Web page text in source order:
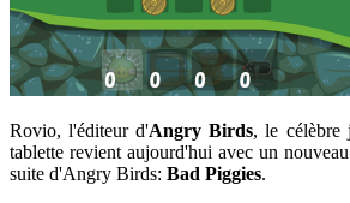
Rovio, l'éditeur d'Angry Birds, le célèbre
tablette revient aujourd'hui avec un
suite d'Angry Birds: Bad Piggies.